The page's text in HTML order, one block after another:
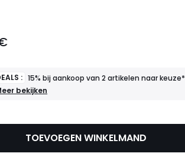
: 15% bij aankoop van 2 artikelen naar keuze*
aankoop
bekijken
TOEVOEGEN WINKELMAND